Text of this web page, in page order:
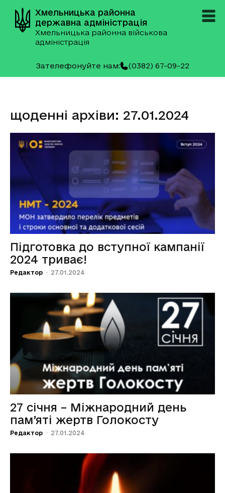
Хмельницька районна
державна адміністрація
Хмельницька районна військова
адміністрація
Зателефонуйте нам: (0382) 67-09-22
щоденні архіви: 27.01.2024
Підготовка до вступної кампанії
2024 триває!
Редактор - 27.01.2024
27 січня – Міжнародний день
пам’яті жертв Голокосту
Редактор - 27.01.2024